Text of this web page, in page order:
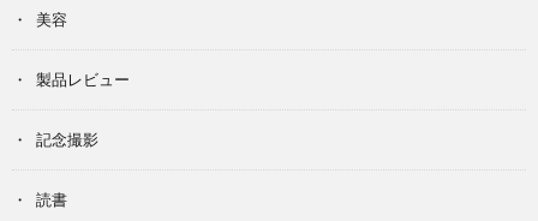
美容
製品レビュー
記念撮影
読書